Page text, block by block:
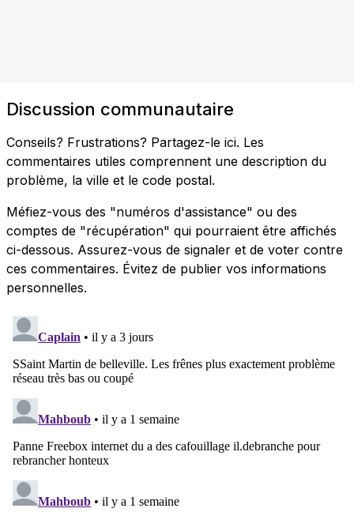
Discussion communautaire
Conseils? Frustrations? Partagez-le ici. Les
commentaires utiles comprennent une description du
problème, la ville et le code postal.
Méfiez-vous des "numéros d'assistance" ou des
comptes de "récupération" qui pourraient être affichés
ci-dessous. Assurez-vous de signaler et de voter contre
ces commentaires. Évitez de publier vos informations
personnelles.